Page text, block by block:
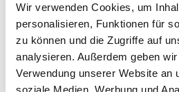
Wir verwenden Cookies, um
personalisieren, Funktionen für
zu können und die Zugriffe auf
analysieren. Außerdem geben
Verwendung unserer Website an
soziale Medien, Werbung und
GESCHICHTEN VOM
Wellnessshopping im
Shopping perfekt verbinden
Zugspitzmassiv aufwachen.
durch die Fußgängerzone